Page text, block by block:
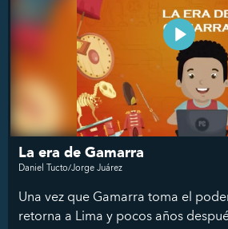
La era de Gamarra
Daniel Tucto/Jorge Juárez
Una vez que Gamarra toma el
retorna a Lima y pocos años